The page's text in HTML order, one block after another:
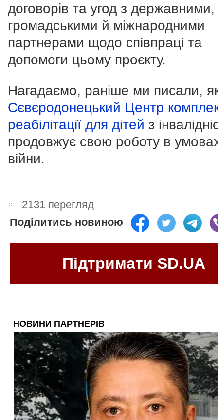
договорів та угод з державними,
громадськими й міжнародними
партнерами щодо співпраці та
допомоги цьому проєкту.
Нагадаємо, раніше ми писали,
Сєвєродонецький Центр
реабілітації для дітей з
продовжує свою роботу в
війни.
2131 перегляд
Поділитись новиною
Підтримати SD.UA